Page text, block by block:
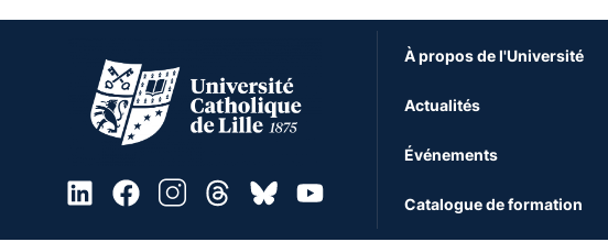
À propos de l'Université
Actualités
Événements
Catalogue de formation